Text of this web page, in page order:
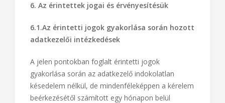
6. Az érintettek jogai és érvényesítésük
6.1.Az érintetti jogok gyakorlása során hozott
adatkezelői intézkedések
A jelen pontokban foglalt érintetti jogok
gyakorlása során az adatkezelő indokolatlan
késedelem nélkül, de mindenféleképpen a kérelem
beérkezésétől számított egy hónapon belül